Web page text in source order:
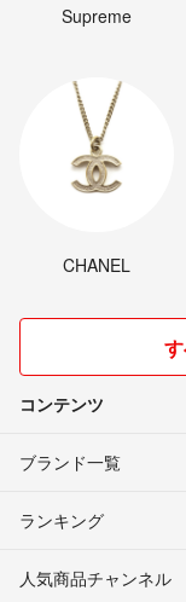
Supreme
CHANEL
コンテンツ
ブランド一覧
ランキング
人気商品チャンネル